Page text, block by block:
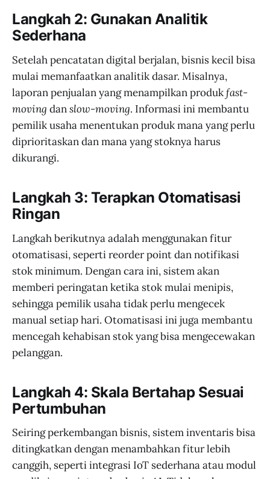
Langkah 2: Gunakan Analitik
Sederhana
Setelah pencatatan digital berjalan, bisnis kecil bisa
mulai memanfaatkan analitik dasar. Misalnya,
laporan penjualan yang menampilkan produkfast-
moving danslow-moving. Informasi ini membantu
pemilik usaha menentukan produk mana yang perlu
diprioritaskan dan mana yang stoknya harus
dikurangi.
Langkah 3: Terapkan Otomatisasi
Ringan
Langkah berikutnya adalah menggunakan fitur
otomatisasi, seperti reorder point dan notifikasi
stok minimum. Dengan cara ini, sistem akan
memberi peringatan ketika stok mulai menipis,
sehingga pemilik usaha tidak perlu mengecek
manual setiap hari. Otomatisasi ini juga membantu
mencegah kehabisan stok yang bisa mengecewakan
pelanggan.
Langkah 4: Skala Bertahap Sesuai
Pertumbuhan
Seiring perkembangan bisnis, sistem inventaris bisa
ditingkatkan dengan menambahkan fitur lebih
canggih, seperti integrasi IoT sederhana atau modul